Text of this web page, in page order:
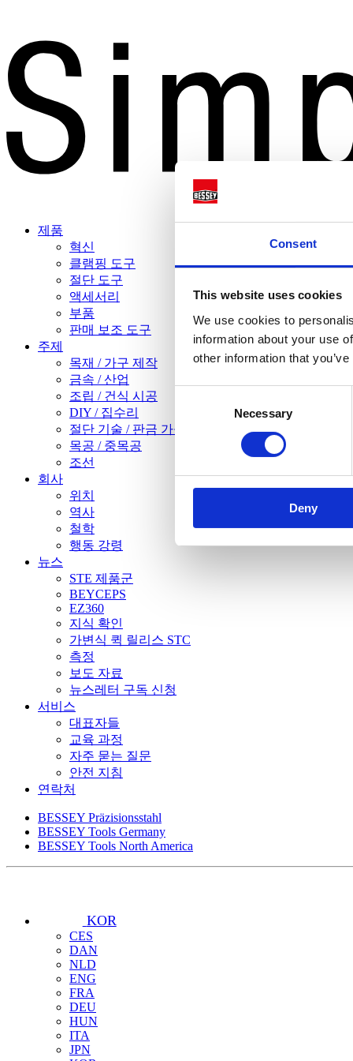
Consent
This website uses cookies
We use cookies to
information about your use
other information that
Necessary
Deny
제품
혁신
클램핑 도구
절단 도구
액세서리
부품
판매 보조 도구
주제
목재 / 가구 제작
금속 / 산업
조립 / 건식 시공
DIY / 집수리
절단 기술 / 판금 가공
목공 / 중목공
조선
회사
위치
역사
철학
행동 강령
뉴스
STE 제품군
BEYCEPS
EZ360
지식 확인
가변식 퀵 릴리스 STC
측정
보도 자료
뉴스레터 구독 신청
서비스
대표자들
교육 과정
자주 묻는 질문
안전 지침
연락처
BESSEY Präzisionsstahl
BESSEY Tools Germany
BESSEY Tools North America
KOR
CES
DAN
NLD
ENG
FRA
DEU
HUN
ITA
JPN